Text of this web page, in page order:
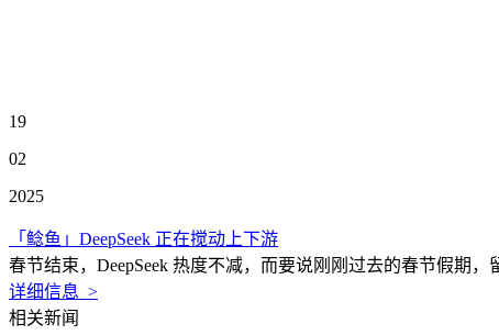
19
02
2025
「鲶鱼」DeepSeek 正在搅动上下游
春节结束，DeepSeek 热度不减，而要说刚刚过去的春节假期
详细信息 >
相关新闻